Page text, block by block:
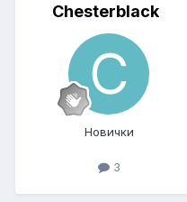
Chesterblack
Новички
3